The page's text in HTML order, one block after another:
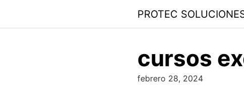
PROTEC
cursos
febrero 28, 2024